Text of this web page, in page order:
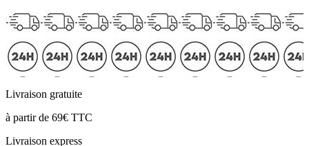
Livraison gratuite
à partir de 69€ TTC
Livraison express